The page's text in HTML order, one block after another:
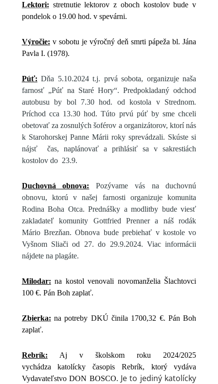
Lektori: stretnutie lektorov z oboch kostolov bude v
pondelok o 19.00 hod. v spevárni.
Výročie: v sobotu je výročný deň smrti pápeža bl. Jána
Pavla I. (1978).
Púť: Dňa 5.10.2024 t.j. prvá sobota, organizuje naša
farnosť „Púť na Staré Hory“. Predpokladaný odchod
autobusu by bol 7.30 hod. od kostola v Strednom.
Príchod cca 13.30 hod. Túto prvú púť by sme chceli
obetovať za zosnulých šoférov a organizátorov, ktorí nás
k Starohorskej Panne Márii roky sprevádzali. Skúste si
nájsť čas, naplánovať a prihlásiť sa v sakrestiách
kostolov do 23.9.
Duchovná obnova:
Pozývame vás na duchovnú
obnovu, ktorú v našej farnosti organizuje komunita
Rodina Boha Otca. Prednášky a modlitby bude viesť
zakladateľ komunity Gottfried Prenner a náš rodák
Mário Brezňan. Obnova bude prebiehať v kostole vo
Vyšnom Sliači od 27. do 29.9.2024. Viac informácii
nájdete na plagáte.
Milodar: na kostol venovali novomanželia Šlachtovci
100 €. Pán Boh zaplať.
Zbierka: na potreby DKÚ činila 1700,32 €. Pán Boh
zaplať.
Rebrík: Aj v školskom roku 2024/2025
vychádza katolícky časopis Rebrík, ktorý vydáva
Vydavateľstvo DON BOSCO. Je to jediný katolícky